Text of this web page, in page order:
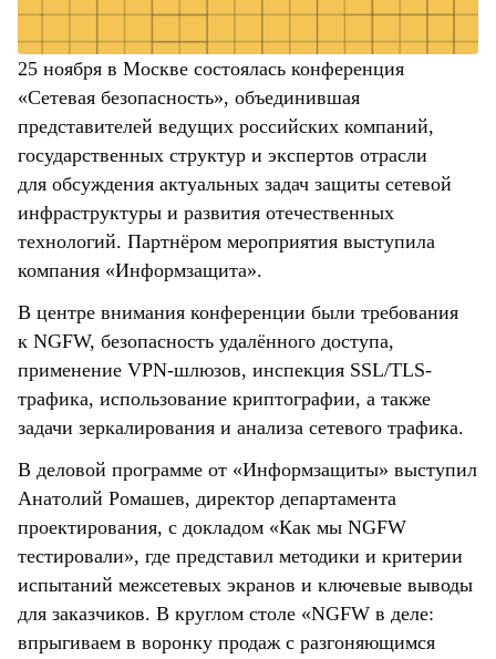
25 ноября в Москве состоялась конференция
«Сетевая безопасность», объединившая
представителей ведущих российских компаний,
государственных структур и экспертов отрасли
для обсуждения актуальных задач защиты сетевой
инфраструктуры и развития отечественных
технологий. Партнёром мероприятия выступила
компания «Информзащита».
В центре внимания конференции были требования
к NGFW, безопасность удалённого доступа,
применение VPN-шлюзов, инспекция SSL/TLS-
трафика, использование криптографии, а также
задачи зеркалирования и анализа сетевого трафика.
В деловой программе от «Информзащиты» выступил
Анатолий Ромашев, директор департамента
проектирования, с докладом «Как мы NGFW
тестировали», где представил методики и критерии
испытаний межсетевых экранов и ключевые выводы
для заказчиков. В круглом столе «NGFW в деле:
впрыгиваем в воронку продаж с разгоняющимся